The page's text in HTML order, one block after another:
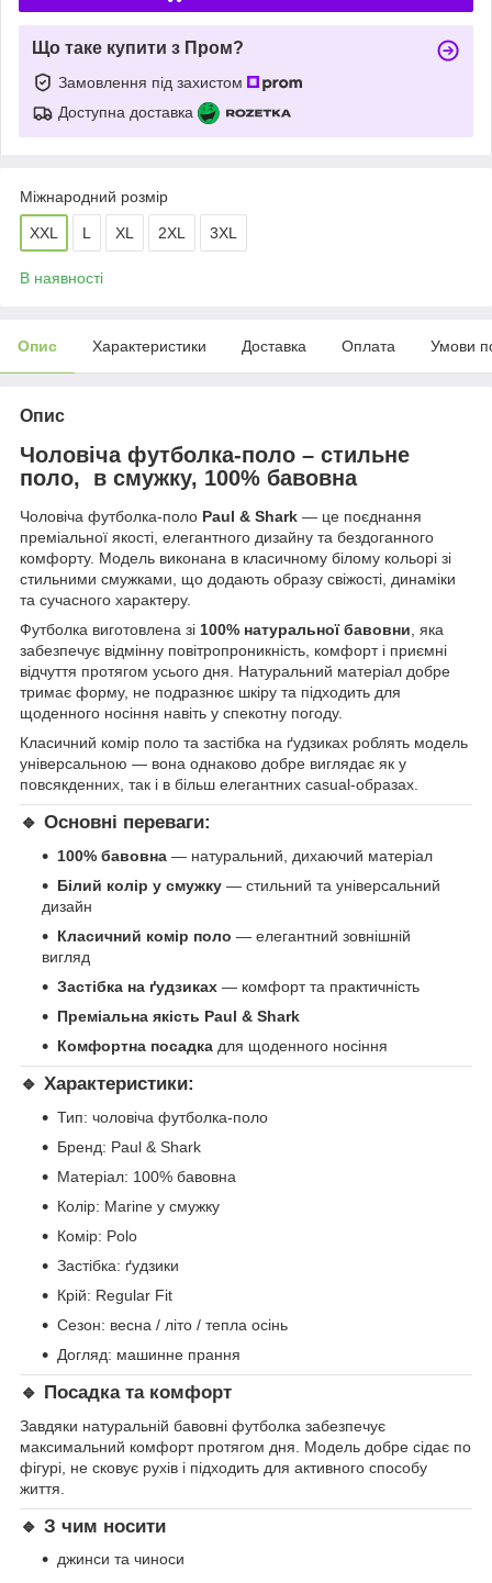
Що таке купити з Пром?
Замовлення під захистом
Доступна доставка
Міжнародний розмір
XXL L XL 2XL 3XL
В наявності
Опис Характеристики Доставка Оплата Умови
Опис
Чоловіча футболка-поло – стильне
поло, в смужку, 100% бавовна
Чоловіча футболка-поло Paul & Shark — це поєднання
преміальної якості, елегантного дизайну та бездоганного
комфорту. Модель виконана в класичному білому кольорі зі
стильними смужками, що додають образу свіжості, динаміки
та сучасного характеру.
Футболка виготовлена зі 100% натуральної бавовни, яка
забезпечує відмінну повітропроникність, комфорт і приємні
відчуття протягом усього дня. Натуральний матеріал добре
тримає форму, не подразнює шкіру та підходить для
щоденного носіння навіть у спекотну погоду.
Класичний комір поло та застібка на ґудзиках роблять модель
універсальною — вона однаково добре виглядає як у
повсякденних, так і в більш елегантних casual-образах.
🔹 Основні переваги:
100% бавовна — натуральний, дихаючий матеріал
Білий колір у смужку — стильний та універсальний
дизайн
Класичний комір поло — елегантний зовнішній
вигляд
Застібка на ґудзиках — комфорт та практичність
Преміальна якість Paul & Shark
Комфортна посадка для щоденного носіння
🔹 Характеристики:
Тип: чоловіча футболка-поло
Бренд: Paul & Shark
Матеріал: 100% бавовна
Колір: Marine у смужку
Комір: Polo
Застібка: ґудзики
Крій: Regular Fit
Сезон: весна / літо / тепла осінь
Догляд: машинне прання
🔹 Посадка та комфорт
Завдяки натуральній бавовні футболка забезпечує
максимальний комфорт протягом дня. Модель добре сідає по
фігурі, не сковує рухів і підходить для активного способу
життя.
🔹 З чим носити
джинси та чиноси